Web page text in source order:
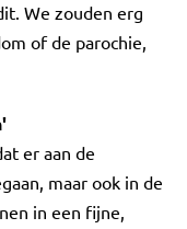
We zouden erg
of de parochie,
er aan de
maar ook in de
in een fijne,